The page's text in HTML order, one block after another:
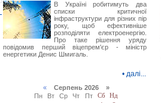
В Україні робитимуть два
списки критичної
інфраструктури для різних пір
року, щоб ефективніше
розподіляти електроенергію.
Про таке рішення уряду
повідомив перший віцепрем'єр - міністр
енергетики Денис Шмигаль.
• далі...
«Серпень 2026 »
Пн
Вт Ср Чт Пт Сб
Нд